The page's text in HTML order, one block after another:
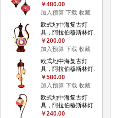
￥480.00
加入预算 下载 收藏
欧式地中海复古灯
具，阿拉伯穆斯林灯.
￥200.00
加入预算 下载 收藏
欧式地中海复古灯
具，阿拉伯穆斯林灯.
￥580.00
加入预算 下载 收藏
欧式地中海复古灯
具，阿拉伯穆斯林灯.
￥240.00